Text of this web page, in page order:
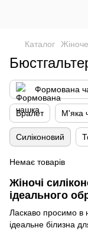
Каталог Жіноче
Формована
Бралет М'яка
Силіконовий
Немає товарів
Жіночі
ідеального
Ласкаво просимо в
ідеальне білизна